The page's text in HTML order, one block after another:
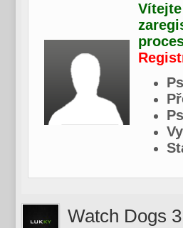
Watch Dogs